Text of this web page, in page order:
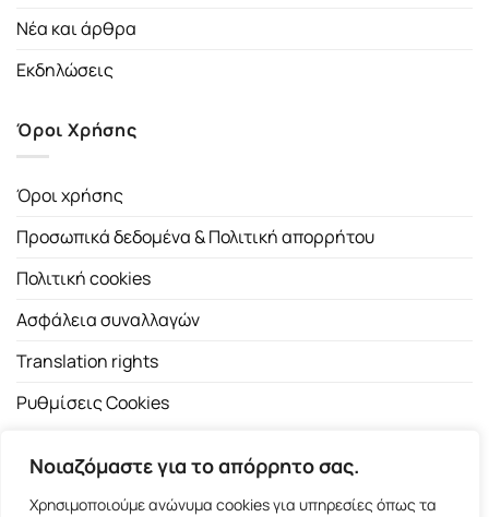
Νοιαζόμαστε για το απόρρητο σας.
Χρησιμοποιούμε ανώνυμα cookies για υπηρεσίες όπως τα
Νέα και άρθρα
Εκδηλώσεις
Όροι Χρήσης
Όροι χρήσης
Προσωπικά δεδομένα & Πολιτική απορρήτου
Πολιτική cookies
Ασφάλεια συναλλαγών
Translation rights
Ρυθμίσεις Cookies